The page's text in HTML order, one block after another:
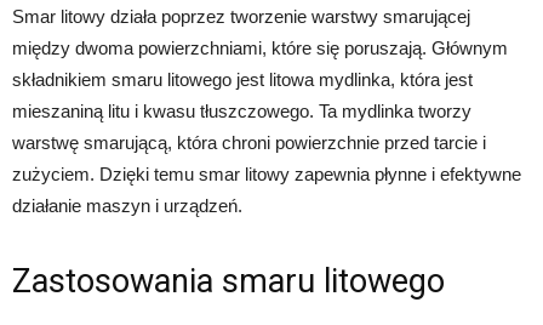
Smar litowy działa poprzez tworzenie warstwy smarującej
między dwoma powierzchniami, które się poruszają. Głównym
składnikiem smaru litowego jest litowa mydlinka, która jest
mieszaniną litu i kwasu tłuszczowego. Ta mydlinka tworzy
warstwę smarującą, która chroni powierzchnie przed tarcie i
zużyciem. Dzięki temu smar litowy zapewnia płynne i efektywne
działanie maszyn i urządzeń.
Zastosowania smaru litowego